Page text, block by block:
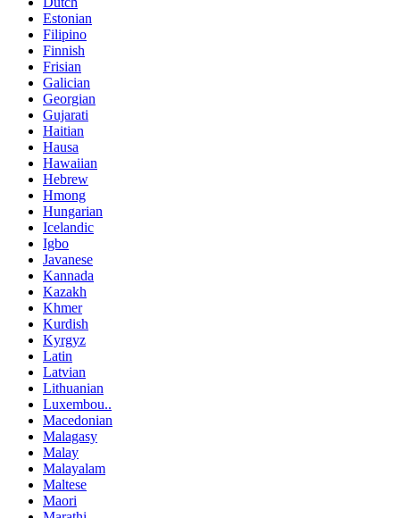
Estonian
Filipino
Finnish
Frisian
Galician
Georgian
Gujarati
Haitian
Hausa
Hawaiian
Hebrew
Hmong
Hungarian
Icelandic
Igbo
Javanese
Kannada
Kazakh
Khmer
Kurdish
Kyrgyz
Latin
Latvian
Lithuanian
Luxembou..
Macedonian
Malagasy
Malay
Malayalam
Maltese
Maori